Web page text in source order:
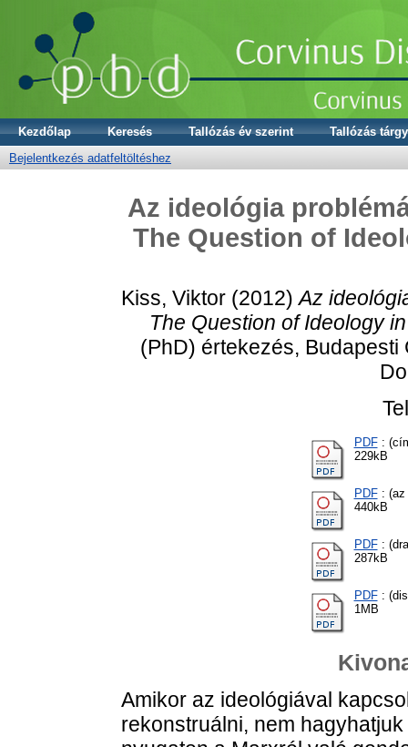
Kezdőlap Keresés Tallózás év szerint
Tallózás
Bejelentkezés adatfeltöltéshez
Az ideológia
The Question of
Kiss, Viktor (2012)Az
The Question of Ideology
(PhD) értekezés,
PDF:
229kB
PDF: (az
440kB
PDF:
287kB
PDF:
1MB
Amikor az ideológiával
rekonstruálni, nem